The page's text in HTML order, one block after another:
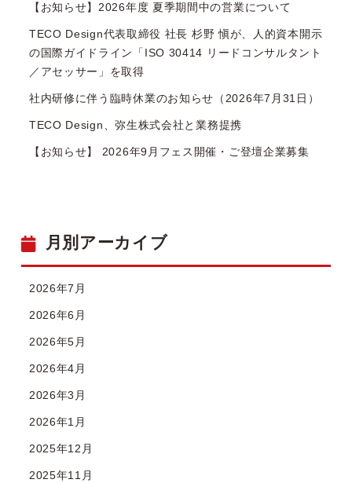
【お知らせ】2026年度 夏季期間中の営業について
TECO Design代表取締役 社長 杉野 愼が、人的資本開示
の国際ガイドライン「ISO 30414 リードコンサルタント
／アセッサー」を取得
社内研修に伴う臨時休業のお知らせ（2026年7月31日）
TECO Design、弥生株式会社と業務提携
【お知らせ】 2026年9月フェス開催・ご登壇企業募集
月別アーカイブ
2026年7月
2026年6月
2026年5月
2026年4月
2026年3月
2026年1月
2025年12月
2025年11月